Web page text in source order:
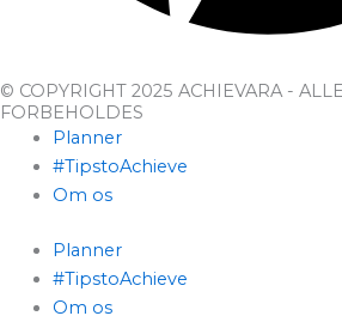
© COPYRIGHT 2025 ACHIEVARA -
FORBEHOLDES
Planner
#TipstoAchieve
Om os
Planner
#TipstoAchieve
Om os